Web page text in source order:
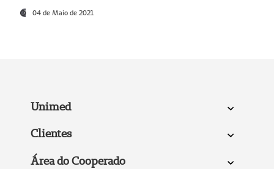
04 de Maio de 2021
Unimed
Clientes
Área do Cooperado